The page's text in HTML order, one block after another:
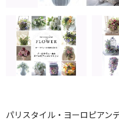
パリスタイル・ヨーロピアン